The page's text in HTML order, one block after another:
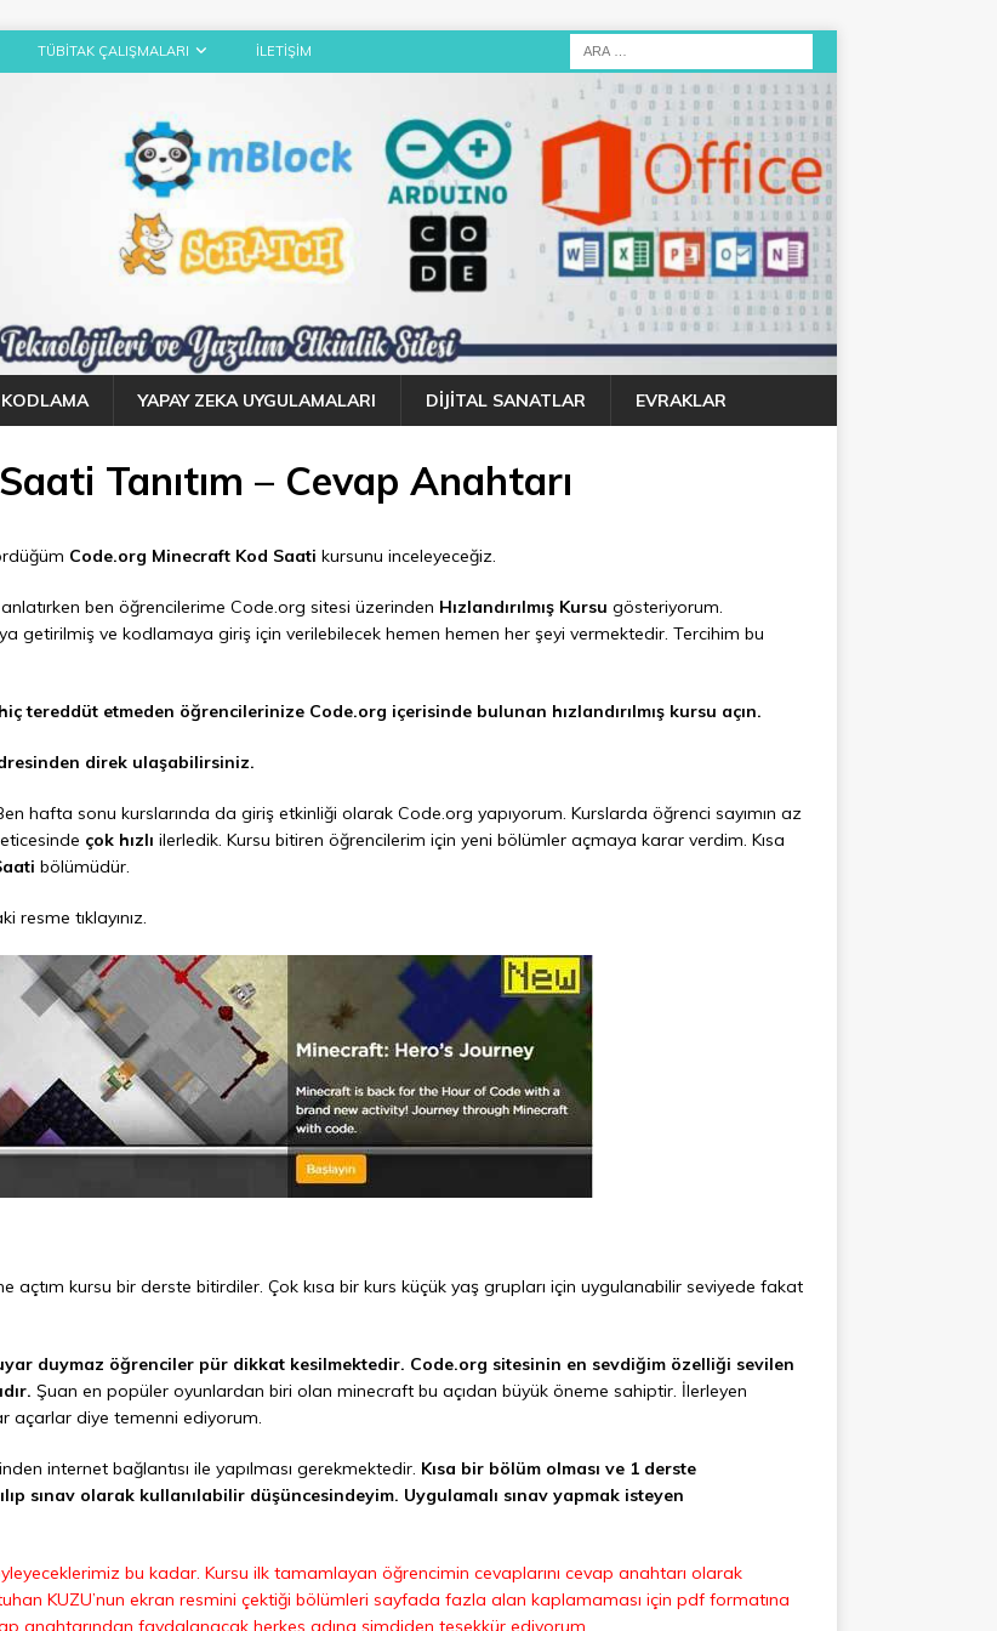
TÜBITAK ÇALIŞMALARI İLETIŞIM
YAPAY ZEKA UYGULAMALARI DIJITAL SANATLAR EVRAKLAR
Tanıtım – Cevap Anahtarı
Code.org Minecraft Kod Saati kursunu inceleyeceğiz.
ben öğrencilerime Code.org sitesi üzerinden Hızlandırılmış Kursu gösteriyorum.
getirilmiş ve kodlamaya giriş için verilebilecek hemen hemen her şeyi vermektedir. Tercihim bu
tereddüt etmeden öğrencilerinize Code.org içerisinde bulunan hızlandırılmış kursu açın.
direk ulaşabilirsiniz.
hafta sonu kurslarında da giriş etkinliği olarak Code.org yapıyorum. Kurslarda öğrenci sayımın az
çok hızlı ilerledik. Kursu bitiren öğrencilerim için yeni bölümler açmaya karar verdim. Kısa
bölümüdür.
resme tıklayınız.
açtım kursu bir derste bitirdiler. Çok kısa bir kurs küçük yaş grupları için uygulanabilir seviyede fakat
duymaz öğrenciler pür dikkat kesilmektedir. Code.org sitesinin en sevdiğim özelliği sevilen
Şuan en popüler oyunlardan biri olan minecraft bu açıdan büyük öneme sahiptir. İlerleyen
açarlar diye temenni ediyorum.
internet bağlantısı ile yapılması gerekmektedir. Kısa bir bölüm olması ve 1 derste
sınav olarak kullanılabilir düşüncesindeyim. Uygulamalı sınav yapmak isteyen
bu kadar. Kursu ilk tamamlayan öğrencimin cevaplarını cevap anahtarı olarak
KUZU’nun ekran resmini çektiği bölümleri sayfada fazla alan kaplamaması için pdf formatına
anahtarından faydalanacak herkes adına şimdiden teşekkür ediyorum.